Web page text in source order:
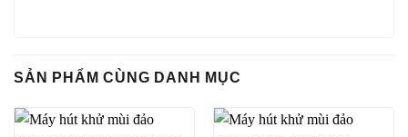
SẢN PHẨM CÙNG DANH MỤC